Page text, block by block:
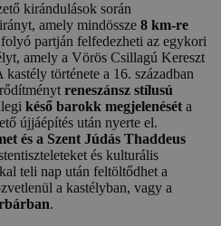
kirándulások során
amely mindössze 8 km-re
partján felfedezheti az egykori
amely a Vörös Csillagú Kereszt
története a 16. században
reneszánsz stílusú
késő barokk megjelenését a
újjáépítés után nyerte el.
és a Szent Júdás Thaddeus
és kulturális
teli nap után feltöltődhet a
a kastélyban, vagy a
.